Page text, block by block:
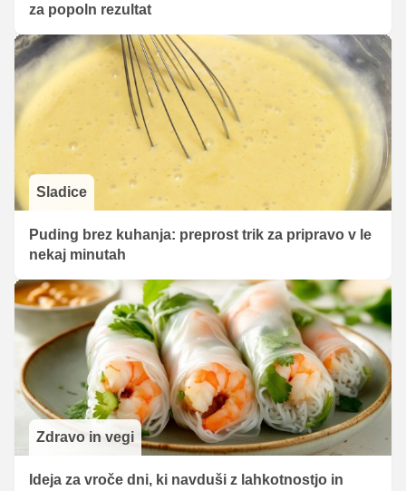
za popoln rezultat
Sladice
Puding brez kuhanja: preprost trik za pripravo v le
nekaj minutah
Zdravo in vegi
Ideja za vroče dni, ki navduši z lahkotnostjo in